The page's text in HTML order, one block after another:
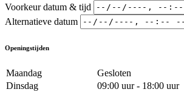
Voorkeur datum & tijd
Alternatieve datum
Openingstijden
Maandag
Gesloten
Dinsdag
09:00 uur - 18:00 uur